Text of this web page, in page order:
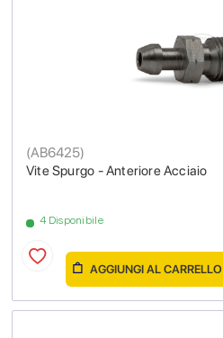
Vite Spurgo - Anteriore Acciaio
(AB6425)
4 Disponibile
AGGIUNGI AL CARRELLO